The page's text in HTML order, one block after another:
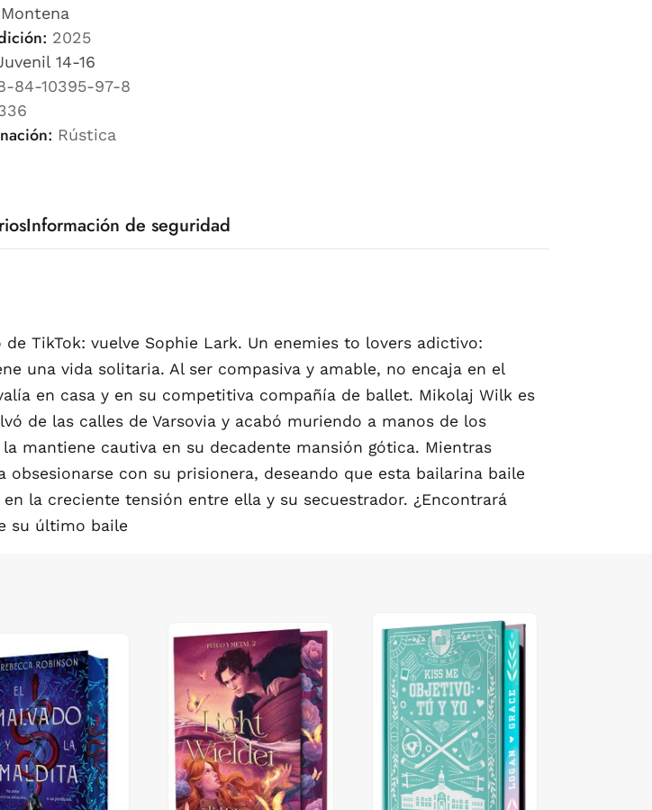
Montena
2025
14-16
84-10395-97-8
Rústica
Información de seguridad
TikTok: vuelve Sophie Lark. Un enemies to lovers adictivo:
una vida solitaria. Al ser compasiva y amable, no encaja en el
en casa y en su competitiva compañía de ballet. Mikolaj Wilk es
de las calles de Varsovia y acabó muriendo a manos de los
mantiene cautiva en su decadente mansión gótica. Mientras
con su prisionera, deseando que esta bailarina baile
la creciente tensión entre ella y su secuestrador. ¿Encontrará
su último baile